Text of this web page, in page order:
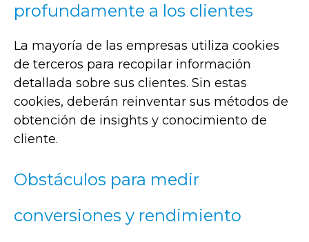
profundamente a los clientes
La mayoría de las empresas utiliza cookies
de terceros para recopilar información
detallada sobre sus clientes. Sin estas
cookies, deberán reinventar sus métodos de
obtención de insights y conocimiento de
cliente.
Obstáculos para medir
conversiones y rendimiento